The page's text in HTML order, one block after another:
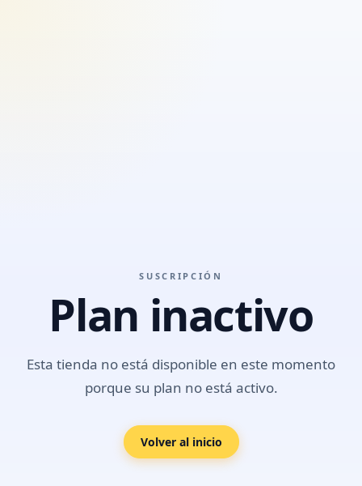
SUSCRIPCIÓN
Plan inactivo
Esta tienda no está disponible en este momento
porque su plan no está activo.
Volver al inicio